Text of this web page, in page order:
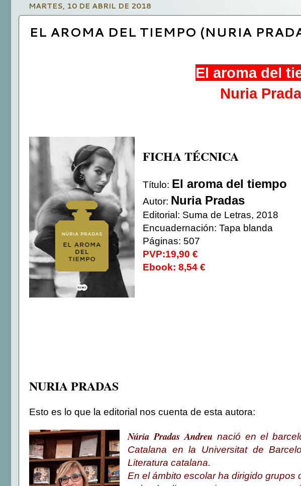
MARTES, 10 DE ABRIL DE 2018
EL AROMA DEL TIEMPO (NURIA
El aroma del
Nuria
FICHA TÉCNICA
Título: El aroma del tiempo
Autor: Nuria Pradas
Editorial: Suma de Letras, 2018
Encuadernación: Tapa blanda
Páginas: 507
PVP:19,90 €
Ebook: 8,54 €
NURIA PRADAS
Esto es lo que la editorial nos cuenta de esta autora:
Núria Pradas Andreu nació en el
Catalana en la Universitat de
Literatura catalana.
En el ámbito escolar ha dirigido